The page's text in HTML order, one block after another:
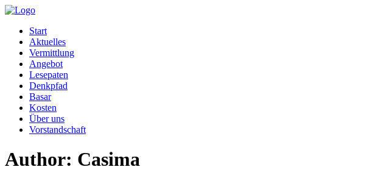
Start
Aktuelles
Vermittlung
Angebot
Lesepaten
Denkpfad
Basar
Kosten
Über uns
Vorstandschaft
Author: Casima